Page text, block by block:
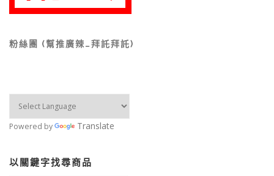
粉絲團 (幫推廣辣…拜託拜託)
Powered by Translate
以關鍵字找尋商品